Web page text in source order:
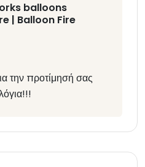
balloons
| Balloon Fire
την προτίμησή σας